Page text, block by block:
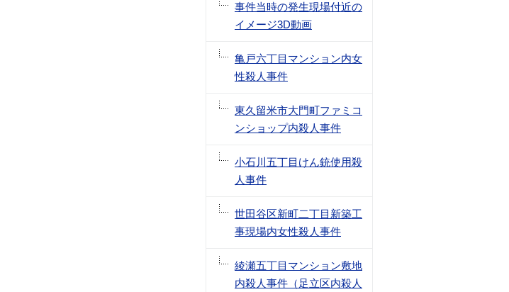
事件当時の発生現場付近の
イメージ3D動画
亀戸六丁目マンション内女
性殺人事件
東久留米市大門町ファミコ
ンショップ内殺人事件
小石川五丁目けん銃使用殺
人事件
世田谷区新町二丁目新築工
事現場内女性殺人事件
綾瀬五丁目マンション敷地
内殺人事件（足立区内殺人